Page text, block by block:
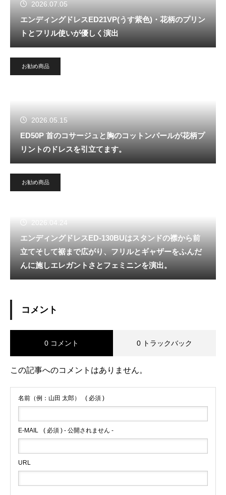
2026.07.05
エンディングドレスED21VP(うす紫色)・花柄のプリン
トとフリル使いが優しく演出
お勧め商品
2026.05.15
ED50P 首のコサージュと胸のコットンパールが花柄プ
リントのドレスを引立てます。
お勧め商品
2026.04.24
エンディングドレスED-130BUはスタンドの襟から前
立てそして裾まで広がり、フリルとギャザーをふんだ
んに施しエレガントさとフェミニンを演出。
コメント
0 コメント 0 トラックバック
この記事へのコメントはありません。
名前（例：山田 太郎） ( 必須 )
E-MAIL ( 必須 ) - 公開されません -
URL